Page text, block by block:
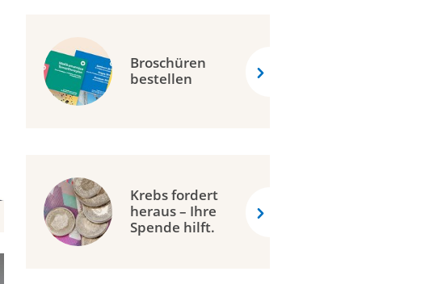
Broschüren
bestellen
Krebs fordert
heraus – Ihre
Spende hilft.